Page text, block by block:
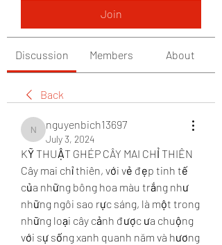
Join
Discussion Members About
Back
nguyenbich13697
nguyenbich13697
July 3, 2024
KỸ THUẬT GHÉP CÂY MAI CHỈ THIÊN
Cây mai chỉ thiên, với vẻ đẹp tinh tế
của những bông hoa màu trắng như
những ngôi sao rực sáng, là một trong
những loại cây cảnh được ưa chuộng
với sự sống xanh quanh năm và hương